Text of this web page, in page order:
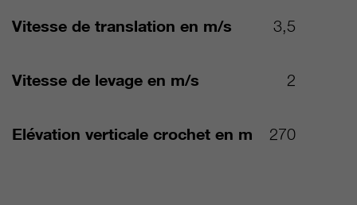
Vitesse de translation en m/s 3,5
Vitesse de levage en m/s 2
Elévation verticale crochet en m 270